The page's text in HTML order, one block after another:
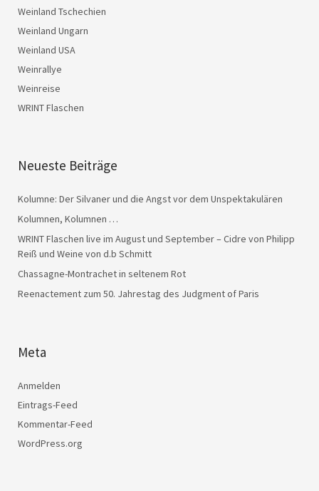
Weinland Tschechien
Weinland Ungarn
Weinland USA
Weinrallye
Weinreise
WRINT Flaschen
Neueste Beiträge
Kolumne: Der Silvaner und die Angst vor dem Unspektakulären
Kolumnen, Kolumnen …
WRINT Flaschen live im August und September – Cidre von Philipp
Reiß und Weine von d.b Schmitt
Chassagne-Montrachet in seltenem Rot
Reenactement zum 50. Jahrestag des Judgment of Paris
Meta
Anmelden
Eintrags-Feed
Kommentar-Feed
WordPress.org